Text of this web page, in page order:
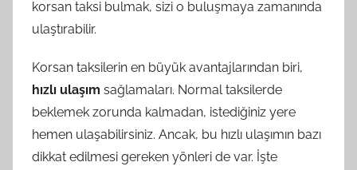
korsan taksi bulmak, sizi o buluşmaya zamanında
ulaştırabilir.
Korsan taksilerin en büyük avantajlarından biri,
hızlı ulaşım sağlamaları. Normal taksilerde
beklemek zorunda kalmadan, istediğiniz yere
hemen ulaşabilirsiniz. Ancak, bu hızlı ulaşımın bazı
dikkat edilmesi gereken yönleri de var. İşte